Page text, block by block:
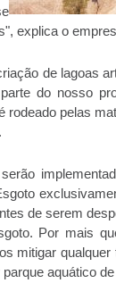
explica o
de lagoas
do nosso
rodeado pelas
de serem
Por mais
mitigar
aquático